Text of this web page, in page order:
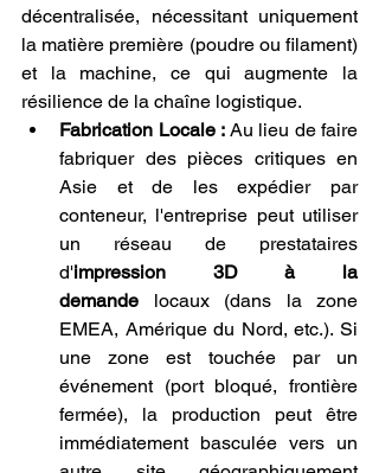
décentralisée, nécessitant uniquement
la matière première (poudre ou filament)
et la machine, ce qui augmente la
résilience de la chaîne logistique.
Fabrication Locale : Au lieu de faire
fabriquer des pièces critiques en
Asie et de les expédier par
conteneur, l'entreprise peut utiliser
un réseau de prestataires
d'impression 3D à la
demande locaux (dans la zone
EMEA, Amérique du Nord, etc.). Si
une zone est touchée par un
événement (port bloqué, frontière
fermée), la production peut être
immédiatement basculée vers un